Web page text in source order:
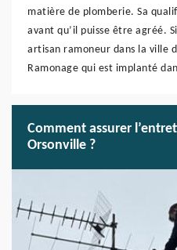
matière de plomberie. Sa
avant qu’il puisse être agréé.
artisan ramoneur dans la ville
Ramonage qui est implanté
Comment assurer
Orsonville ?